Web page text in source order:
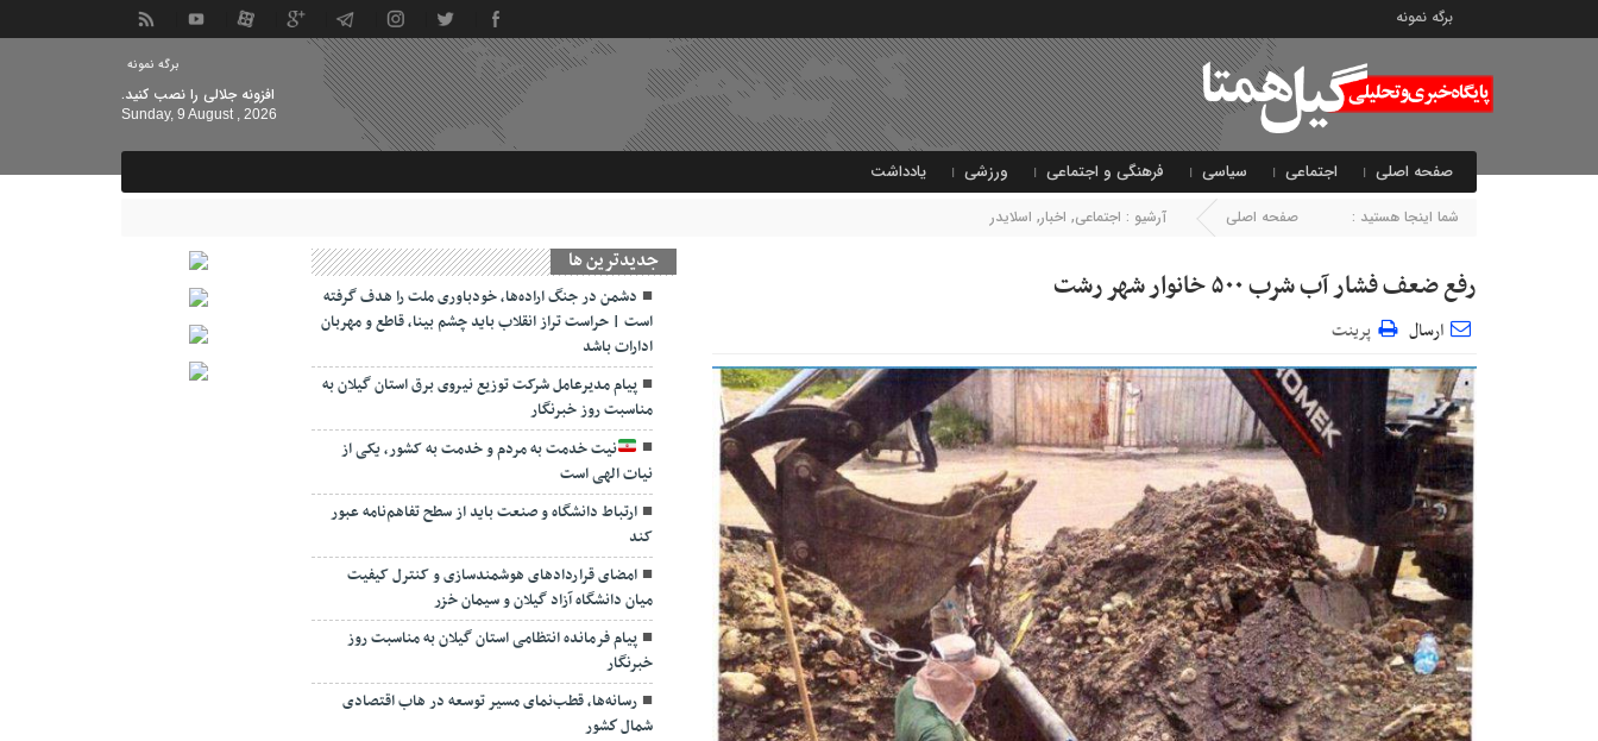
برگه نمونه
برگه نمونه
افزونه جلالی را نصب کنید.
Sunday, 9 August , 2026
صفحه اصلی اجتماعی سیاسی فرهنگی و اجتماعی ورزشی یادداشت
شما اینجا هستید : صفحه اصلی آرشیو : اجتماعی, اخبار, اسلایدر
رفع ضعف فشار آب شرب ۵۰۰ خانوار شهر رشت
ارسال پرینت
جديدترين ها
دشمن در جنگ اراده‌ها، خودباوری ملت را هدف گرفته
است | حراست تراز انقلاب باید چشم بینا، قاطع و مهربان
ادارات باشد
پیام مدیرعامل شرکت توزیع نیروی برق استان گیلان به
مناسبت روز خبرنگار ‌
نیت خدمت به مردم و خدمت به کشور، یکی از
نیات الهی است
ارتباط دانشگاه و صنعت باید از سطح تفاهم‌نامه عبور
کند
امضای قراردادهای هوشمندسازی و کنترل کیفیت
میان دانشگاه آزاد گیلان و سیمان خزر
پیام فرمانده انتظامی استان گیلان به مناسبت روز
خبرنگار
رسانه‌ها، قطب‌نمای مسیر توسعه در هاب اقتصادی
شمال كشور